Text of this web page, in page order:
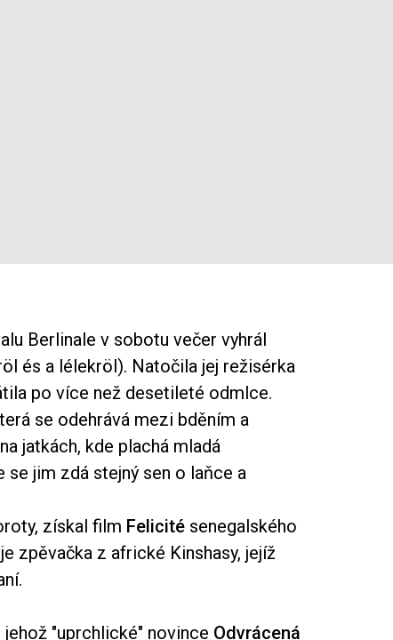
Berlinale v sobotu večer vyhrál
és a lélekröl). Natočila jej režisérka
po více než desetileté odmlce.
se odehrává mezi bděním a
jatkách, kde plachá mladá
se jim zdá stejný sen o laňce a
získal film Felicité senegalského
zpěvačka z africké Kinshasy, jejíž
"uprchlické" novince Odvrácená